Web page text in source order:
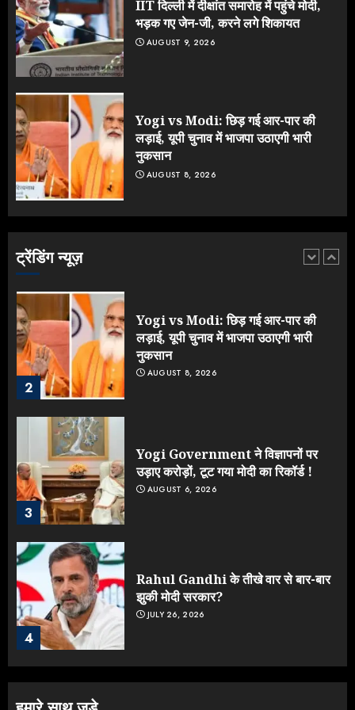
IIT दिल्ली में दीक्षांत समारोह में पहुंचे मोदी,
भड़क गए जेन-जी, करने लगे शिकायत
AUGUST 9, 2026
Yogi vs Modi: छिड़ गई आर-पार की
लड़ाई, यूपी चुनाव में भाजपा उठाएगी भारी
नुकसान
AUGUST 8, 2026
ट्रेंडिंग न्यूज़
4
5
JULY 24, 2026
1
भड़क गए जेन-जी, करने लगे शिकायत
2
Yogi vs Modi: छिड़ गई आर-पार की
लड़ाई, यूपी चुनाव में भाजपा उठाएगी भारी
नुकसान
AUGUST 8, 2026
3
Yogi Government ने विज्ञापनों पर
उड़ाए करोड़ों, टूट गया मोदी का रिकॉर्ड !
AUGUST 6, 2026
4
Rahul Gandhi के तीखे वार से बार-बार
झुकी मोदी सरकार?
JULY 26, 2026